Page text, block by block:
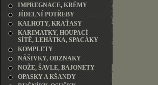
IMPREGNACE, KRÉMY
JÍDELNÍ POTŘEBY
KALHOTY, KRAŤASY
KARIMATKY, HOUPACÍ
SÍTĚ, LEHÁTKA, SPACÁKY
KOMPLETY
NÁŠIVKY, ODZNAKY
NOŽE, ŠAVLE, BAJONETY
OPASKY A KŠANDY